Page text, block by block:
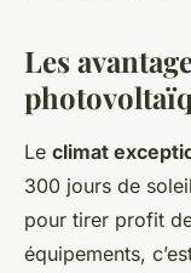
Les
Le climat
300 jours de
pour tirer profit
équipements,